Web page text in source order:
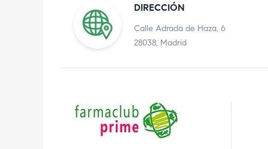
DIRECCIÓN
Calle Adrada de Haza, 6
28038, Madrid